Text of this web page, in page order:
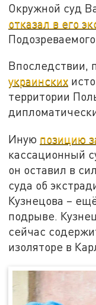
Окружной суд
отказал в его
Впоследствии,
украинских
территории
Иную позицию
кассационный
он оставил в
суда об
Кузнецова –
подрыве.
сейчас
изоляторе в